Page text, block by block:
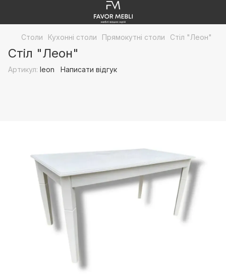
Столи Кухонні столи Прямокутні столи Стіл "Леон"
Стіл "Леон"
Артикул: leon Написати відгук